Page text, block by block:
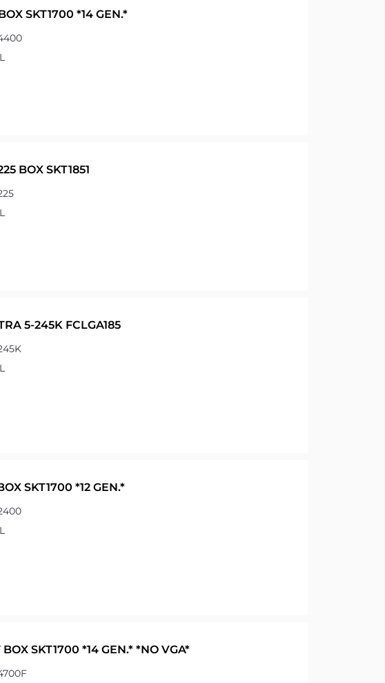
SKT1700 *14 GEN.*
BOX SKT1851
5-245K FCLGA185
SKT1700 *12 GEN.*
SKT1700 *14 GEN.* *NO VGA*